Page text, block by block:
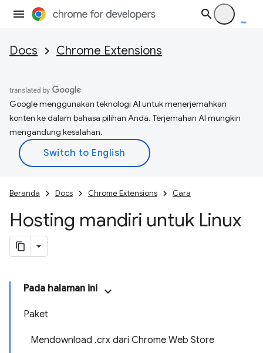
Docs Chrome Extensions
Google menggunakan teknologi AI untuk menerjemahkan
konten ke dalam bahasa pilihan Anda. Terjemahan AI mungkin
mengandung kesalahan.
Beranda Docs Chrome Extensions Cara
Hosting mandiri untuk Linux
Pada halaman ini
Paket
Mendownload .crx dari Chrome Web Store